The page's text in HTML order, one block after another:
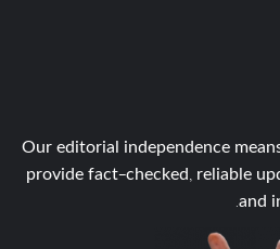
Our editorial independence
provide fact-checked, reliable
and